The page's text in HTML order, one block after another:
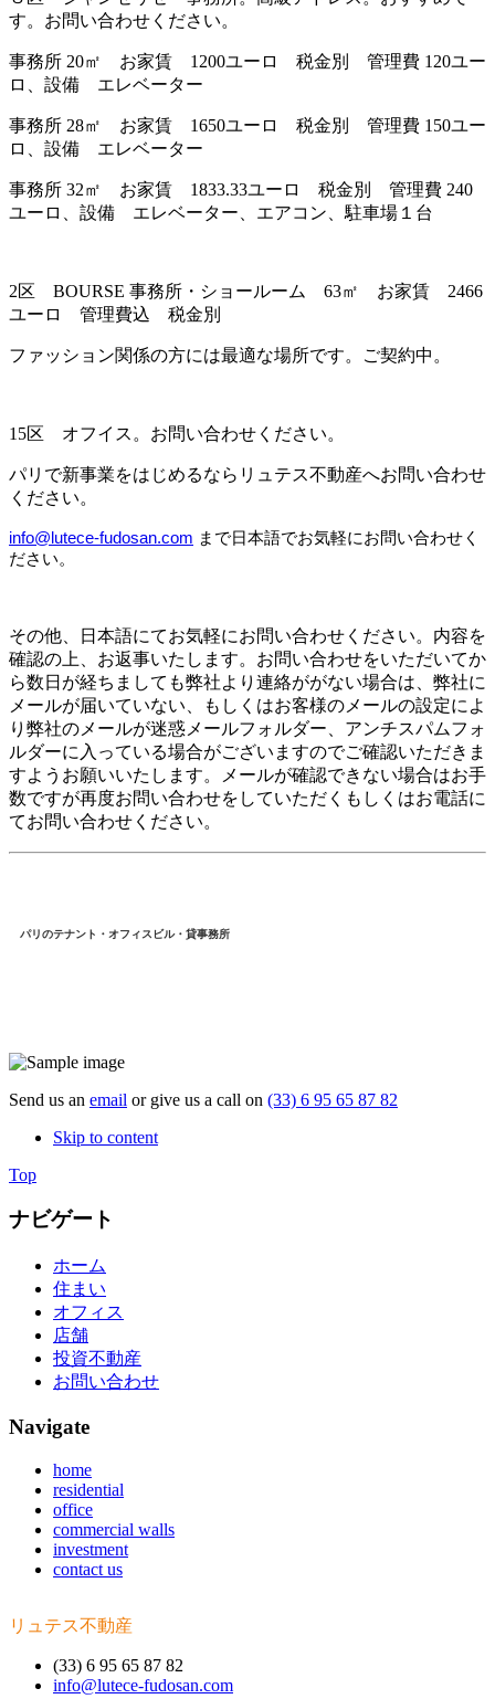
す。お問い合わせください。
事務所 20㎡ お家賃 1200ユーロ 税金別 管理費 120ユー
ロ、設備 エレベーター
事務所 28㎡ お家賃 1650ユーロ 税金別 管理費 150ユー
ロ、設備 エレベーター
事務所 32㎡ お家賃 1833.33ユーロ 税金別 管理費 240
ユーロ、設備 エレベーター、エアコン、駐車場１台
2区 BOURSE 事務所・ショールーム 63㎡ お家賃 2466
ユーロ 管理費込 税金別
ファッション関係の方には最適な場所です。ご契約中。
15区 オフイス。お問い合わせください。
パリで新事業をはじめるならリュテス不動産へお問い合わせ
ください。
info@lutece-fudosan.com まで日本語でお気軽にお問い合わせく
ださい。
その他、日本語にてお気軽にお問い合わせください。内容を
確認の上、お返事いたします。お問い合わせをいただいてか
ら数日が経ちましても弊社より連絡ががない場合は、弊社に
メールが届いていない、もしくはお客様のメールの設定によ
り弊社のメールが迷惑メールフォルダー、アンチスパムフォ
ルダーに入っている場合がございますのでご確認いただきま
すようお願いいたします。メールが確認できない場合はお手
数ですが再度お問い合わせをしていただくもしくはお電話に
てお問い合わせください。
パリのテナント・オフィスビル・貸事務所
Send us an email or give us a call on (33) 6 95 65 87 82
Skip to content
Top
ナビゲート
ホーム
住まい
オフィス
店舗
投資不動産
お問い合わせ
Navigate
home
residential
office
commercial walls
investment
contact us
リュテス不動産
(33) 6 95 65 87 82
info@lutece-fudosan.com